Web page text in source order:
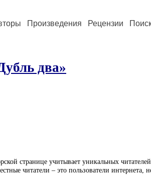
Произведения Рецензии
два»
странице учитывает уникальных
читатели – это пользователи интернета,